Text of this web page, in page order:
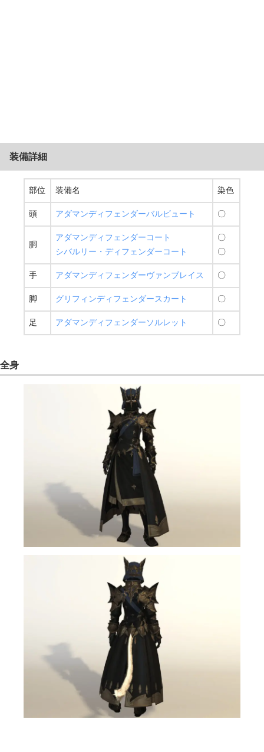
装備詳細
部位 装備名 染色
頭 アダマンディフェンダーバルビュート 〇
胴
アダマンディフェンダーコート
シバルリー・ディフェンダーコート
〇
〇
手 アダマンディフェンダーヴァンブレイス 〇
脚 グリフィンディフェンダースカート 〇
足 アダマンディフェンダーソルレット 〇
全身